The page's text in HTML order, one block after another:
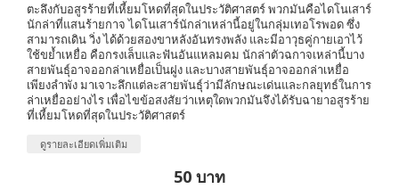
ตะลึงกับอสูรร้ายที่เหี้ยมโหดที่สุดในประวัติศาสตร์ พวกมันคือไดโนเสาร์
นักล่าที่แสนร้ายกาจ ไดโนเสาร์นักล่าเหล่านี้อยู่ในกลุ่มเทอโรพอด ซึ่ง
สามารถเดิน วิ่ง ได้ด้วยสองขาหลังอันทรงพลัง และมีอาวุธคู่กายเอาไว้
ใช้ขย้ำเหยื่อ คือกรงเล็บและฟันอันแหลมคม นักล่าตัวฉกาจเหล่านี้บาง
สายพันธุ์อาจออกล่าเหยื่อเป็นฝูง และบางสายพันธุ์อาจออกล่าเหยื่อ
เพียงลำพัง มาเจาะลึกแต่ละสายพันธุ์ว่ามีลักษณะเด่นและกลยุทธ์ในการ
ล่าเหยื่ออย่างไร เพื่อไขข้อสงสัยว่าเหตุใดพวกมันจึงได้รับฉายาอสูรร้าย
ที่เหี้ยมโหดที่สุดในประวัติศาสตร์
ดูรายละเอียดเพิ่มเติม
50 บาท